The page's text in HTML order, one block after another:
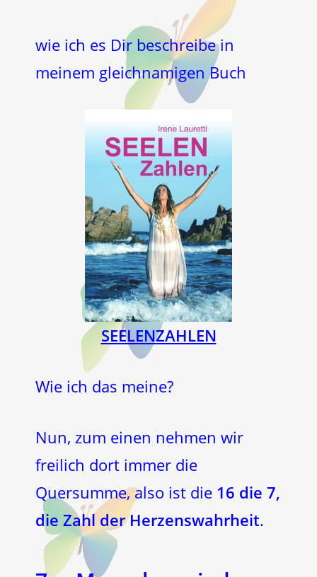
wie ich es Dir beschreibe in
meinem gleichnamigen Buch
SEELENZAHLEN
Wie ich das meine?
Nun, zum einen nehmen wir
freilich dort immer die
Quersumme, also ist die 16 die 7,
die Zahl der Herzenswahrheit.